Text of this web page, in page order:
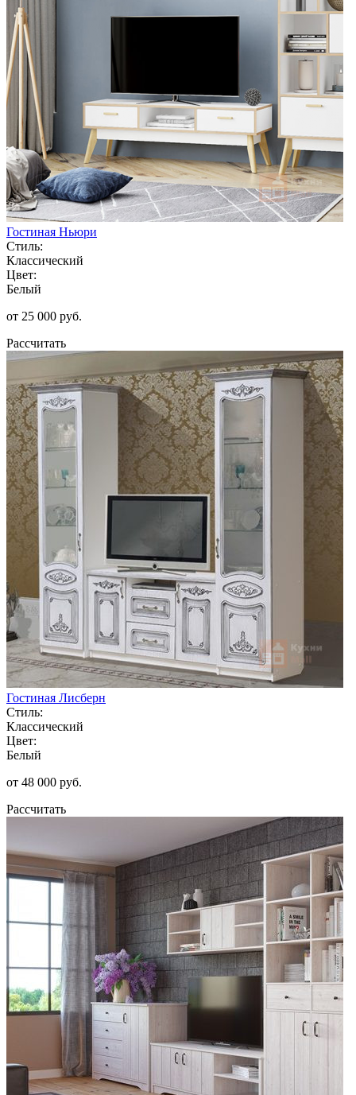
Гостиная Ньюри
Стиль:
Классический
Цвет:
Белый
от 25 000 руб.
Рассчитать
Гостиная Лисберн
Стиль:
Классический
Цвет:
Белый
от 48 000 руб.
Рассчитать